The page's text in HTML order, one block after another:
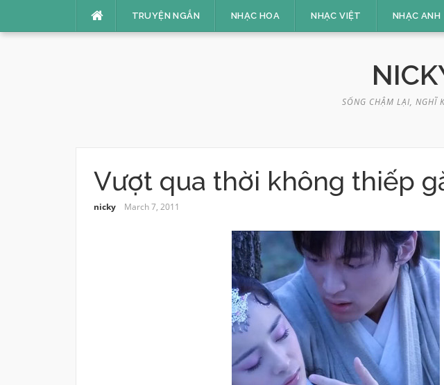
TRUYỆN NGẮN NHẠC HOA NHẠC VIỆT NHẠC ANH
SỐNG CHẬM LẠI, NGHĨ
Vượt qua thời không thiếp
nicky March 7, 2011